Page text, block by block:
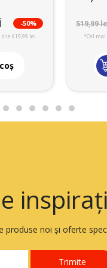
-50%
619,99 lei
519,99
*Cel mai
produse noi și oferte
Trimite